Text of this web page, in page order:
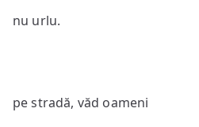
nu urlu.
pe stradă, văd oameni